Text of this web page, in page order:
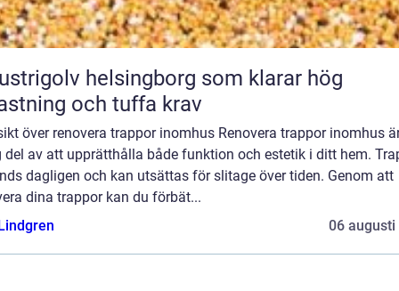
helsingborg som klarar hög
och tuffa krav
över renovera trappor inomhus Renovera trappor inomhus
del av att upprätthålla både funktion och estetik i ditt hem.
dagligen och kan utsättas för slitage över tiden. Genom att
dina trappor kan du förbät...
06 augusti